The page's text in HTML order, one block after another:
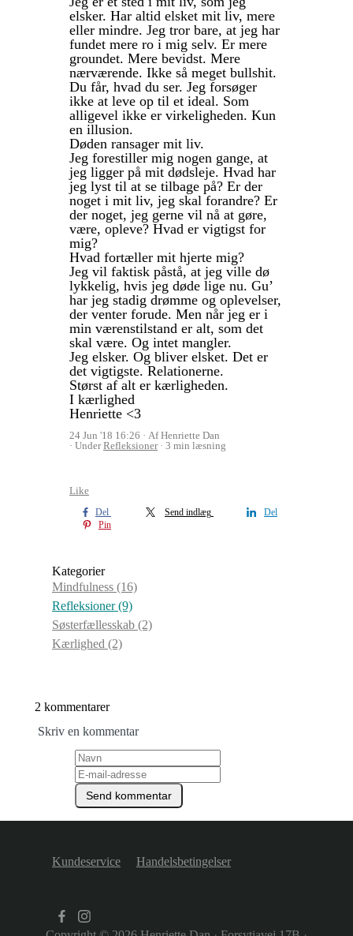
elsker. Har altid elsket mit liv, mere
eller mindre. Jeg tror bare, at jeg har
fundet mere ro i mig selv. Er mere
groundet. Mere bevidst. Mere
nærværende. Ikke så meget bullshit.
Du får, hvad du ser. Jeg forsøger
ikke at leve op til et ideal. Som
alligevel ikke er virkeligheden. Kun
en illusion.
Døden ransager mit liv.
Jeg forestiller mig nogen gange, at
jeg ligger på mit dødsleje. Hvad har
jeg lyst til at se tilbage på? Er der
noget i mit liv, jeg skal forandre? Er
der noget, jeg gerne vil nå at gøre,
være, opleve? Hvad er vigtigst for
mig?
Hvad fortæller mit hjerte mig?
Jeg vil faktisk påstå, at jeg ville dø
lykkelig, hvis jeg døde lige nu. Gu’
har jeg stadig drømme og oplevelser,
der venter forude. Men når jeg er i
min værenstilstand er alt, som det
skal være. Og intet mangler.
Jeg elsker. Og bliver elsket. Det er
det vigtigste. Relationerne.
Størst af alt er kærligheden.
I kærlighed
Henriette <3
24 Jun '18 16:26
Af Henriette Dan
UnderRefleksioner 3 min læsning
Like
Del Send indlæg
Del
Pin
Kategorier
Mindfulness (16)
Refleksioner(9)
Søsterfællesskab (2)
Kærlighed (2)
2 kommentarer
Skriv en kommentar
Kundeservice Handelsbetingelser